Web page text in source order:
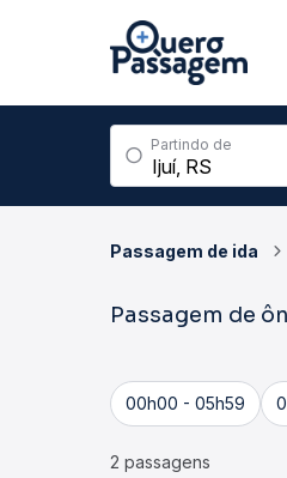
Partindo de
Passagem de ida
Passagem de
00h00 - 05h59
2 passagens